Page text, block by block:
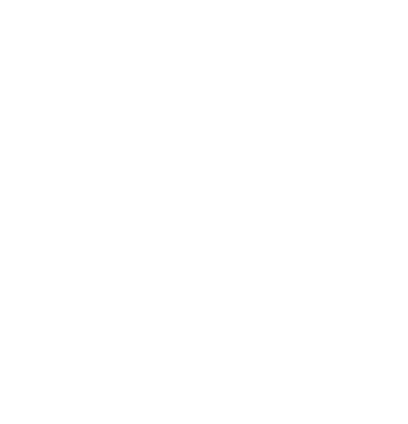
encantados de organizar una